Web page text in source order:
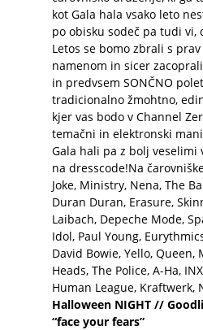
kot Gala hala vsako leto
po obisku sodeč pa tudi vi,
Letos se bomo zbrali s
namenom in sicer
in predvsem SONČNO
tradicionalno žmohtno,
kjer vas bodo v Channel
temačni in elektronski
Gala hali pa z bolj veselimi
na dresscode!Na
Joke, Ministry, Nena, The
Duran Duran, Erasure,
Laibach, Depeche Mode,
Idol, Paul Young,
David Bowie, Yello, Queen,
Heads, The Police, A-Ha,
Human League,
Halloween NIGHT //
“face your fears”